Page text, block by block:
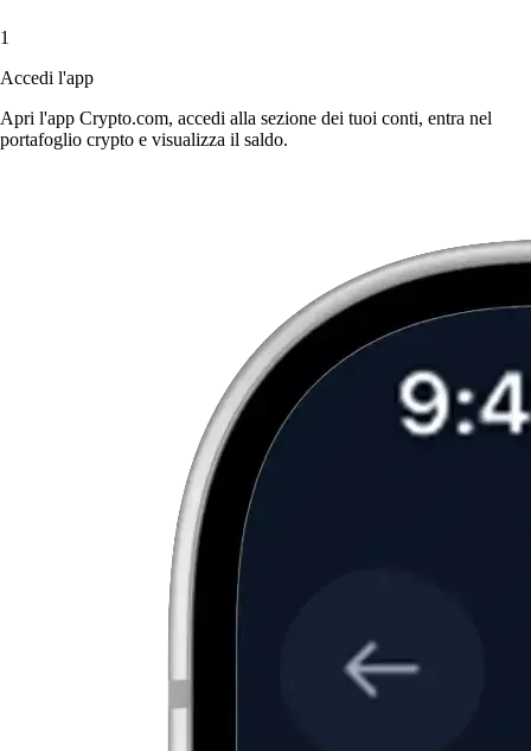
1
Accedi l'app
Apri l'app Crypto.com, accedi alla sezione dei tuoi conti, entra nel
portafoglio crypto e visualizza il saldo.